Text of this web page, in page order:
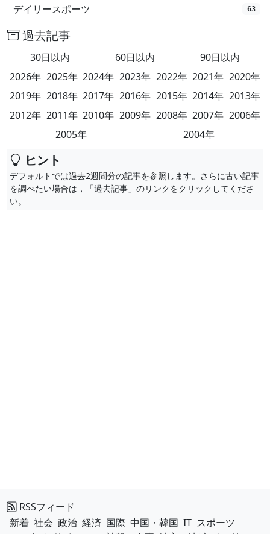
デイリースポーツ 63
過去記事
30日以内 60日以内
90日以内
2026年 2025年 2024年 2023年 2022年 2021年 2020年
2019年 2018年 2017年 2016年 2015年 2014年 2013年
2012年 2011年 2010年 2009年 2008年 2007年 2006年
2005年
2004年
ヒント
デフォルトでは過去2週間分の記事を参照します。さらに古い記事
を調べたい場合は，「過去記事」のリンクをクリックしてくださ
い。
RSSフィード
新着 社会 政治 経済 国際 中国・韓国 IT スポーツ